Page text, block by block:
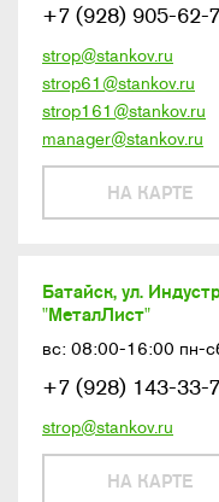
НА КАРТЕ
+7 (928) 905-62-
strop@stankov.ru
strop61@stankov.ru
strop161@stankov.ru
manager@stankov.ru
Батайск, ул.
"МеталЛист"
вс: 08:00-16:00 пн-
НА КАРТЕ
+7 (928) 143-33-
strop@stankov.ru